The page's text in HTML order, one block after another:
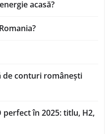
acasă?
de conturi românești
în 2025: titlu, H2,